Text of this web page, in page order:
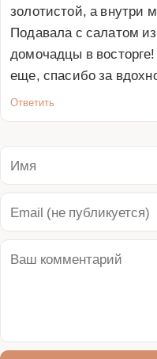
золотистой, а внутри
Подавала с салатом
домочадцы в
еще, спасибо за
Ответить